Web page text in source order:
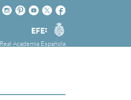
Facebook
Twitter
Youtube
Pinteres
Instagram
Agencia
EFE
Real Academia Española
Española,